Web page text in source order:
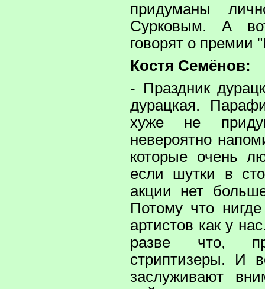
придуманы
Сурковым. А
говорят о премии
Костя Семёнов:
- Праздник
дурацкая.
хуже не
невероятно
которые очень
если шутки в
акции нет
Потому что
артистов как у
разве что,
стриптизеры. И
заслуживают